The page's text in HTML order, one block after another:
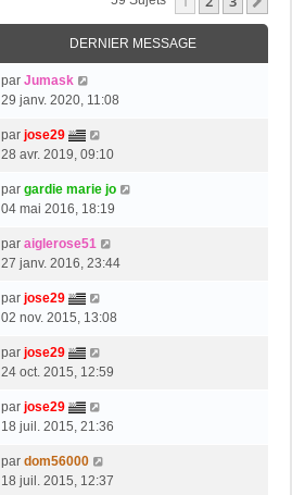
DERNIER MESSAGE
par Jumask
29 janv. 2020, 11:08
par jose29
28 avr. 2019, 09:10
par gardie marie jo
04 mai 2016, 18:19
par aiglerose51
27 janv. 2016, 23:44
par jose29
02 nov. 2015, 13:08
par jose29
24 oct. 2015, 12:59
par jose29
18 juil. 2015, 21:36
par dom56000
18 juil. 2015, 12:37